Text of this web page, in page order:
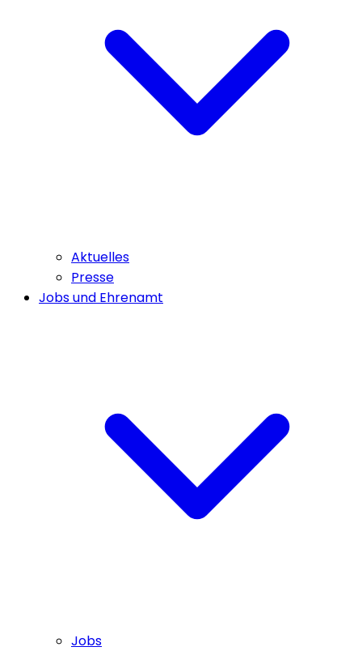
Aktuelles
Presse
Jobs und Ehrenamt
Jobs